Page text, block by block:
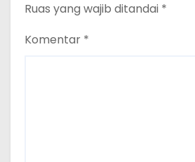
Ruas yang wajib ditandai *
Komentar *